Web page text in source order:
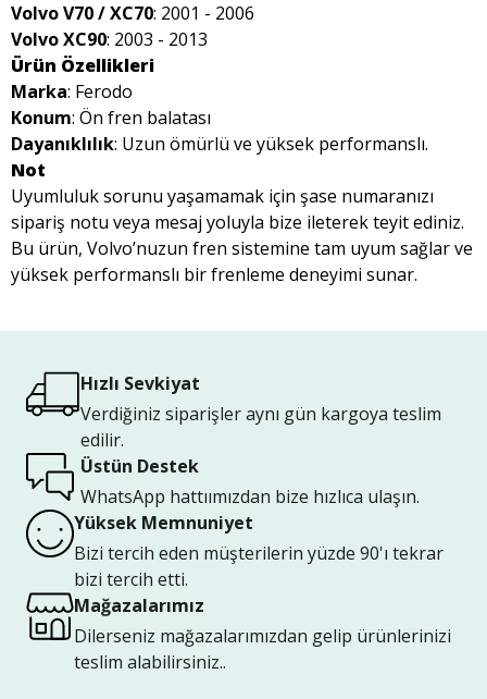
Volvo V70 / XC70: 2001 - 2006
Volvo XC90: 2003 - 2013
Ürün Özellikleri
Marka: Ferodo
Konum: Ön fren balatası
Dayanıklılık: Uzun ömürlü ve yüksek performanslı.
Not
Uyumluluk sorunu yaşamamak için şase numaranızı
sipariş notu veya mesaj yoluyla bize ileterek teyit ediniz.
Bu ürün, Volvo’nuzun fren sistemine tam uyum sağlar ve
yüksek performanslı bir frenleme deneyimi sunar.
Hızlı Sevkiyat
Verdiğiniz siparişler aynı gün kargoya teslim
edilir.
Üstün Destek
WhatsApp hattıımızdan bize hızlıca ulaşın.
Yüksek Memnuniyet
Bizi tercih eden müşterilerin yüzde 90'ı tekrar
bizi tercih etti.
Mağazalarımız
Dilerseniz mağazalarımızdan gelip ürünlerinizi
teslim alabilirsiniz..